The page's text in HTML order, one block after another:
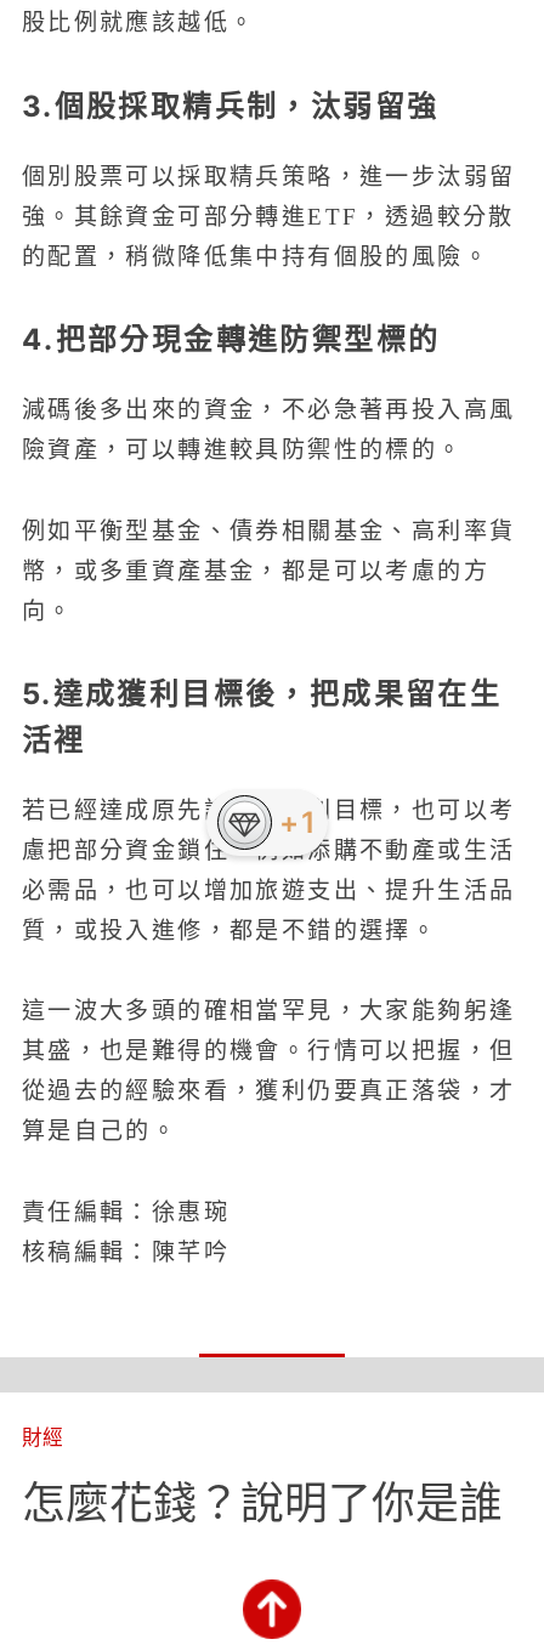
股比例就應該越低。
3.個股採取精兵制，汰弱留強
個別股票可以採取精兵策略，進一步汰弱留
強。其餘資金可部分轉進ETF，透過較分散
的配置，稍微降低集中持有個股的風險。
4.把部分現金轉進防禦型標的
減碼後多出來的資金，不必急著再投入高風
險資產，可以轉進較具防禦性的標的。
例如平衡型基金、債券相關基金、高利率貨
幣，或多重資產基金，都是可以考慮的方
向。
5.達成獲利目標後，把成果留在生
活裡
若已經達成原先設定的獲利目標，也可以考
慮把部分資金鎖住，例如添購不動產或生活
必需品，也可以增加旅遊支出、提升生活品
質，或投入進修，都是不錯的選擇。
這一波大多頭的確相當罕見，大家能夠躬逢
其盛，也是難得的機會。行情可以把握，但
從過去的經驗來看，獲利仍要真正落袋，才
算是自己的。
責任編輯：徐惠琬
核稿編輯：陳芊吟
財經
怎麼花錢？說明了你是誰